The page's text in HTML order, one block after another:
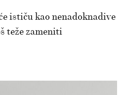
ističu kao nenadoknadive
teže zameniti